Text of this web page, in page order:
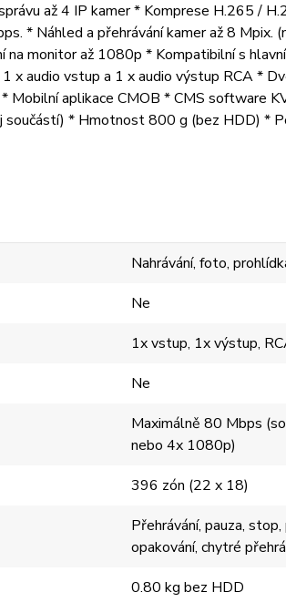
až 4 IP kamer * Komprese H.265 /
* Náhled a přehrávání kamer až 8 Mpix.
na monitor až 1080p * Kompatibilní s
x audio vstup a 1 x audio výstup RCA *
Mobilní aplikace CMOB * CMS software
* Hmotnost 800 g (bez HDD) *
Nahrávání, foto,
Ne
1x vstup, 1x výstup,
Ne
Maximálně 80 Mbps
nebo 4x 1080p)
396 zón (22 x 18)
Přehrávání, pauza,
opakování, chytré
0.80 kg bez HDD